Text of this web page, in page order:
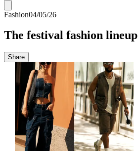
Fashion04/05/26
The festival fashion lineup
Share